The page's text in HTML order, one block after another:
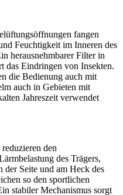
fangen
Feuchtigkeit im Inneren des
herausnehmbarer Filter in
das Eindringen von Insekten.
die Bedienung auch mit
auch in Gebieten mit
Jahreszeit verwendet
den
des Trägers,
der Seite und am Heck des
so den sportlichen
stabiler Mechanismus sorgt